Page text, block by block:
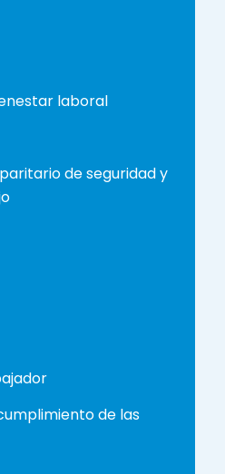
laboral
de seguridad y
de las